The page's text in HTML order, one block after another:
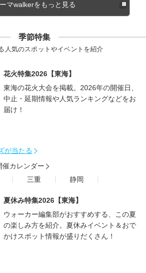
マwalkerをもっと見る
季節特集
人気のスポットやイベントを紹介
花火特集2026【東海】
東海の花火大会を掲載。2026年の開催日、
中止・延期情報や人気ランキングなどをお
届け！
が当たる
催カレンダー
三重 静岡
夏休み特集2026【東海】
ウォーカー編集部がおすすめする、この夏
の楽しみ方を紹介。夏休みイベント＆おで
かけスポット情報が盛りだくさん！